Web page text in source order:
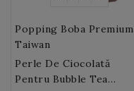
Popping Boba Premium
Taiwan
Perle De Ciocolată
Pentru Bubble Tea